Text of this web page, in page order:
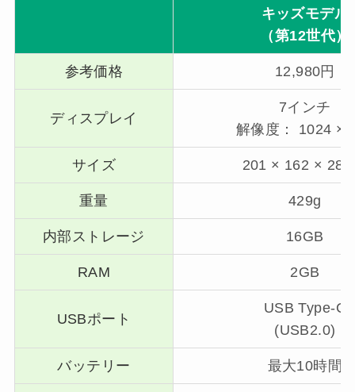
キッズモデル
（第12世代）
参考価格 12,980円
ディスプレイ
7インチ
解像度： 1024 ×
サイズ 201 × 162 ×
重量 429g
内部ストレージ 16GB
RAM 2GB
USBポート
USB Type-C
(USB2.0)
バッテリー 最大10時間